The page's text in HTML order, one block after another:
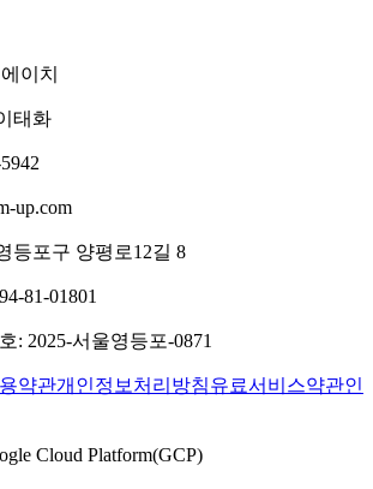
이치
태화
up.com
등포구 양평로12길 8
81-01801
: 2025-서울영등포-0871
약관개인정보처리방침유료서비스약관인
Cloud Platform(GCP)